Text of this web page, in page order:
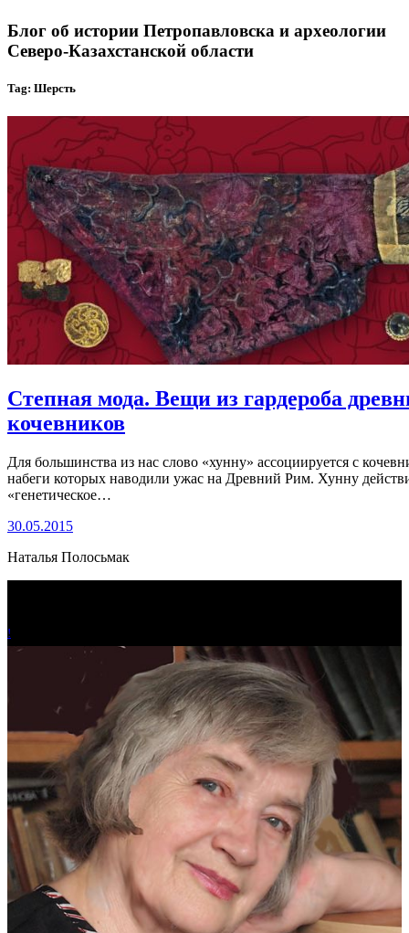
Блог об истории Петропавловска и археологии
Северо-Казахстанской области
Tag: Шерсть
Степная мода. Вещи из гардероба
кочевников
Для большинства из нас слово «хунну» ассоциируется с
набеги которых наводили ужас на Древний Рим. Хунну
«генетическое…
30.05.2015
Наталья Полосьмак
!